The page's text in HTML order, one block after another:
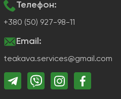
Телефон:
+380 (50) 927-98-11
Email:
teakava.services@gmail.com